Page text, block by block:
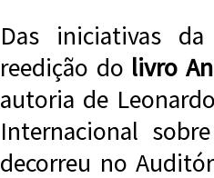
Das iniciativas
reedição do livro
autoria de
Internacional
decorreu no